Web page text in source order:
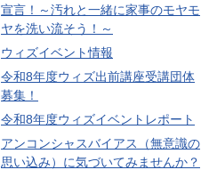
宣言！～汚れと一緒に家事のモヤモ
ヤを洗い流そう！～
ウィズイベント情報
令和8年度ウィズ出前講座受講団体
募集！
令和8年度ウィズイベントレポート
アンコンシャスバイアス（無意識の
思い込み）に気づいてみませんか？